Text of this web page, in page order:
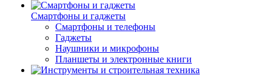
Смартфоны и гаджеты
Смартфоны и телефоны
Гаджеты
Наушники и микрофоны
Планшеты и электронные книги